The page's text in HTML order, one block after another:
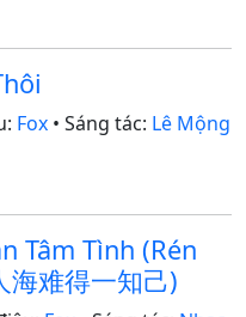
Fox • Sáng tác: Lê Mộng
Tâm Tình (Rén
海难得一知己)